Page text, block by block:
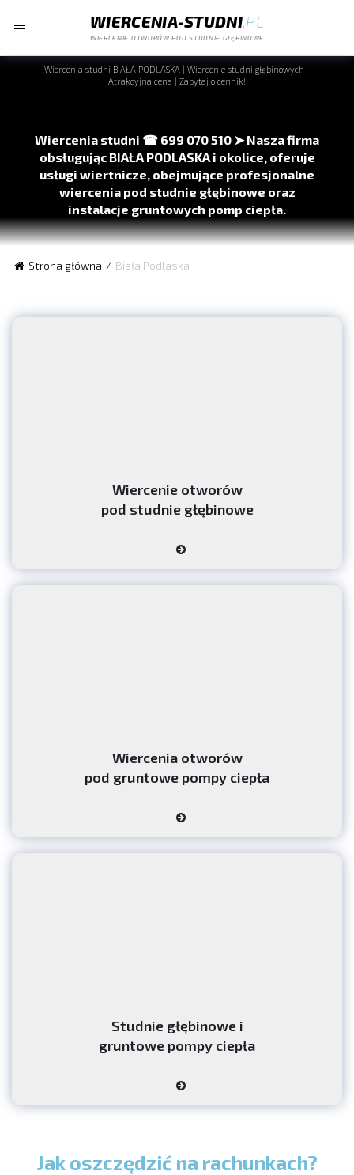
WIERCENIA-STUDNI.PL
WIERCENIE OTWORÓW POD STUDNIE GŁĘBINOWE
Wiercenia studni BIAŁA PODLASKA | Wiercenie studni głębinowych -
Atrakcyjna cena | Zapytaj o cennik!
Wiercenia studni ☎ 699 070 510 ➤ Nasza firma
obsługującBIAŁA PODLASKAi okolice, oferuje
usługi wiertnicze, obejmujące profesjonalne
wiercenia pod studnie głębinowe oraz
instalacje gruntowych pomp ciepła.
studni głębinowej wymaga precyzyjnego przewiercenia ziemi
oraz efektywne ogrzewanie budynków.
Strona główna Biała Podlaska
Wiercenie otworów
pod studnie głębinowe
Wiercenia otworów
pod gruntowe pompy ciepła
Studnie głębinowe i
gruntowe pompy ciepła
Jak oszczędzić na rachunkach?